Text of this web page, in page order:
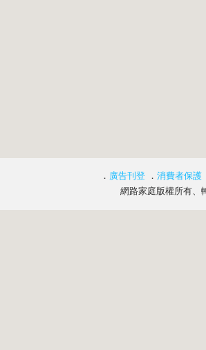
． 廣告刊登 ． 消費者保護
網路家庭版權所有、